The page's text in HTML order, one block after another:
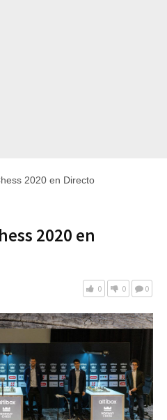
2020 en Directo
2020 en
0 0 0